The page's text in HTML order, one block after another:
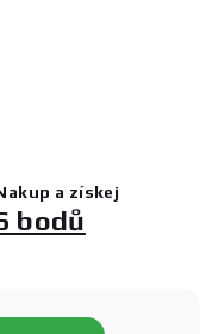
a získej
bodů